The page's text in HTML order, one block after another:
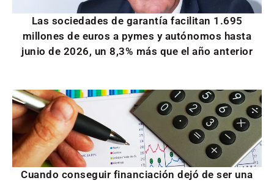
Las sociedades de garantía facilitan 1.695
millones de euros a pymes y autónomos hasta
junio de 2026, un 8,3% más que el año anterior
Cuando conseguir financiación dejó de ser una